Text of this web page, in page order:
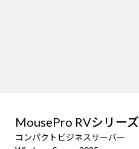
MousePro RVシリーズ
コンパクトビジネスサーバー